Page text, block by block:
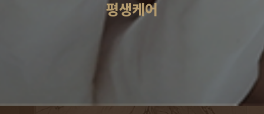
평생케어